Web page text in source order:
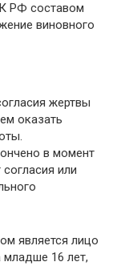
РФ составом
виновного
жертвы
оказать
в момент
или
является лицо
младше 16 лет,